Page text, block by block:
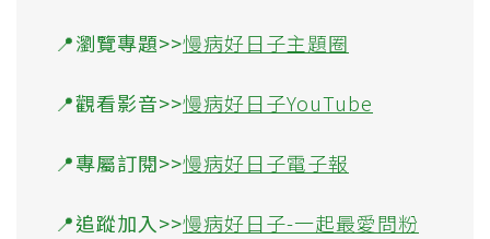
📍瀏覽專題>>慢病好日子主題圈
📍觀看影音>>慢病好日子YouTube
📍專屬訂閱>>慢病好日子電子報
📍追蹤加入>>慢病好日子-一起最愛問粉